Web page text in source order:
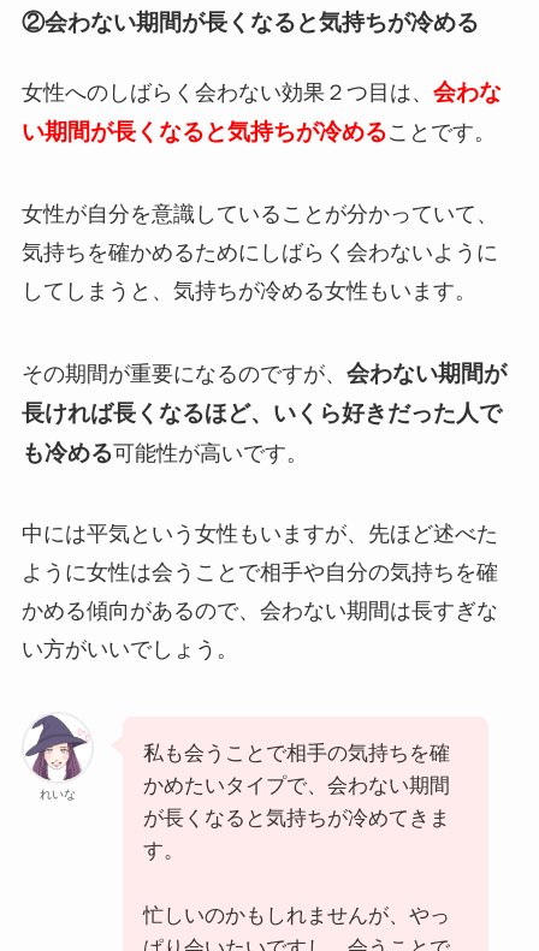
②会わない期間が長くなると気持ちが冷める
女性へのしばらく会わない効果２つ目は、 会わな
い期間が長くなると気持ちが冷めることです。
女性が自分を意識していることが分かっていて、
気持ちを確かめるためにしばらく会わないように
してしまうと、気持ちが冷める女性もいます。
その期間が重要になるのですが、 会わない期間が
長ければ長くなるほど、いくら好きだった人で
も冷める可能性が高いです。
中には平気という女性もいますが、先ほど述べた
ように女性は会うことで相手や自分の気持ちを確
かめる傾向があるので、会わない期間は長すぎな
い方がいいでしょう。
れいな
私も会うことで相手の気持ちを確
かめたいタイプで、会わない期間
が長くなると気持ちが冷めてきま
す。
忙しいのかもしれませんが、やっ